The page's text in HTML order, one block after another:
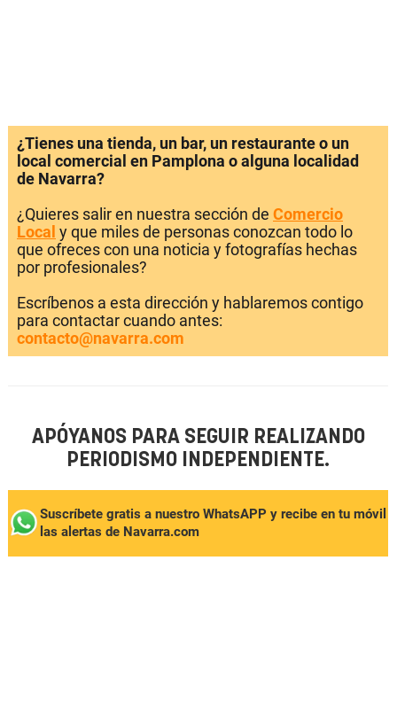
¿Tienes una tienda, un bar, un restaurante o un
local comercial en Pamplona o alguna localidad
de Navarra?
¿Quieres salir en nuestra sección de Comercio
Local y que miles de personas conozcan todo lo
que ofreces con una noticia y fotografías hechas
por profesionales?
Escríbenos a esta dirección y hablaremos contigo
para contactar cuando antes:
contacto@navarra.com
APÓYANOS PARA SEGUIR REALIZANDO
PERIODISMO INDEPENDIENTE.
Suscríbete gratis a nuestro WhatsAPP y recibe en tu móvil
las alertas de Navarra.com